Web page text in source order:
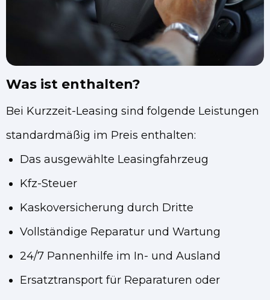
Was ist enthalten?
Bei Kurzzeit-Leasing sind folgende Leistungen
standardmäßig im Preis enthalten:
Das ausgewählte Leasingfahrzeug
Kfz-Steuer
Kaskoversicherung durch Dritte
Vollständige Reparatur und Wartung
24/7 Pannenhilfe im In- und Ausland
Ersatztransport für Reparaturen oder